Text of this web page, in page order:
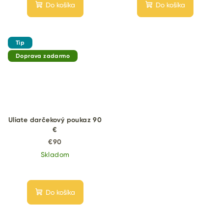
Do košíka Do košíka
Tip
Doprava zadarmo
Uliate darčekový poukaz 90
€
€90
Skladom
Do košíka